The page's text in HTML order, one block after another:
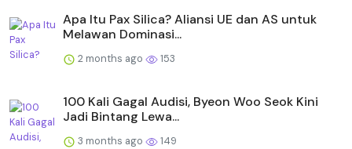
Apa Itu Pax Silica? Aliansi UE dan AS untuk
Melawan Dominasi...
2 months ago 153
100 Kali Gagal Audisi, Byeon Woo Seok Kini
Jadi Bintang Lewa...
3 months ago 149